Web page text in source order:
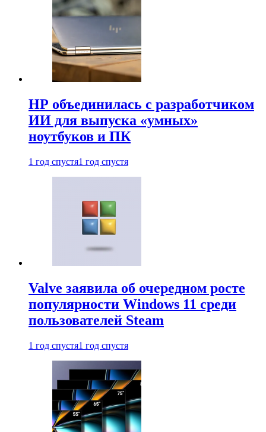
HP объединилась с разработчиком
ИИ для выпуска «умных»
ноутбуков и ПК
1 год спустя1 год спустя
Valve заявила об очередном росте
популярности Windows 11 среди
пользователей Steam
1 год спустя1 год спустя